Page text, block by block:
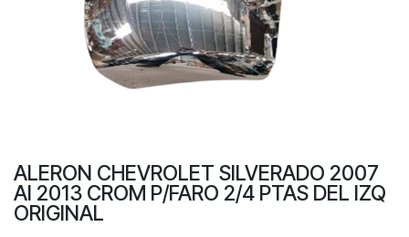
ALERON CHEVROLET SILVERADO 2007
Al 2013 CROM P/FARO 2/4 PTAS DEL IZQ
ORIGINAL